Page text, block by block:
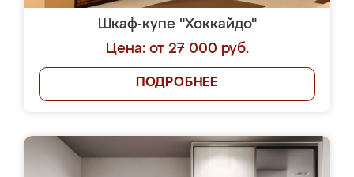
Шкаф-купе "Хоккайдо"
Цена: от 27 000 руб.
ПОДРОБНЕЕ